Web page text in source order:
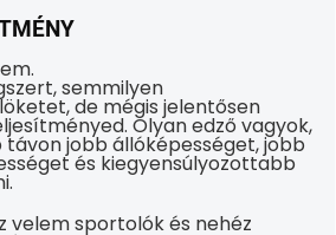
semmilyen
de mégis jelentősen
Olyan edző vagyok,
távon jobb állóképességet, jobb
és kiegyensúlyozottabb
velem sportolók és nehéz